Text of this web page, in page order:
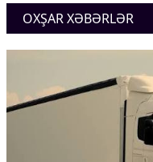
Ekologiya
Zəfər - 5
Gənclər və İdman
Hadisə
Sağlamlıq
Mənəvi dəyərlər
OXŞAR XƏBƏRLƏR